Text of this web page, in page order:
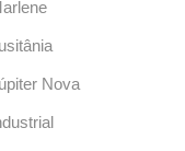
Nova